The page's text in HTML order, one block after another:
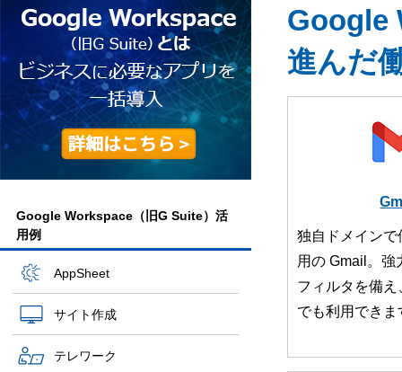
移行支援
対策サービス
Google Workspace（旧G Suite）活
用例
AppSheet
サイト作成
テレワーク
Google
進んだ
独自ドメイン
用の Gmail。強
フィルタを備
でも利用できま